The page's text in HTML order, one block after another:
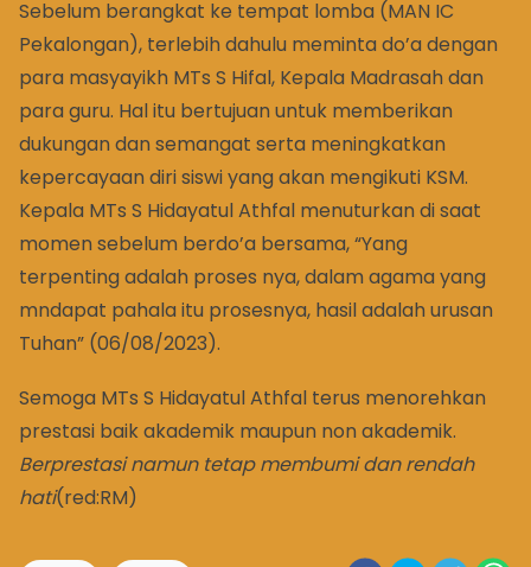
Sebelum berangkat ke tempat lomba (MAN IC
Pekalongan), terlebih dahulu meminta do’a dengan
para masyayikh MTs S Hifal, Kepala Madrasah dan
para guru. Hal itu bertujuan untuk memberikan
dukungan dan semangat serta meningkatkan
kepercayaan diri siswi yang akan mengikuti KSM.
Kepala MTs S Hidayatul Athfal menuturkan di saat
momen sebelum berdo’a bersama, “Yang
terpenting adalah proses nya, dalam agama yang
mndapat pahala itu prosesnya, hasil adalah urusan
Tuhan” (06/08/2023).
Semoga MTs S Hidayatul Athfal terus menorehkan
prestasi baik akademik maupun non akademik.
Berprestasi namun tetap membumi dan rendah
hati(red:RM)